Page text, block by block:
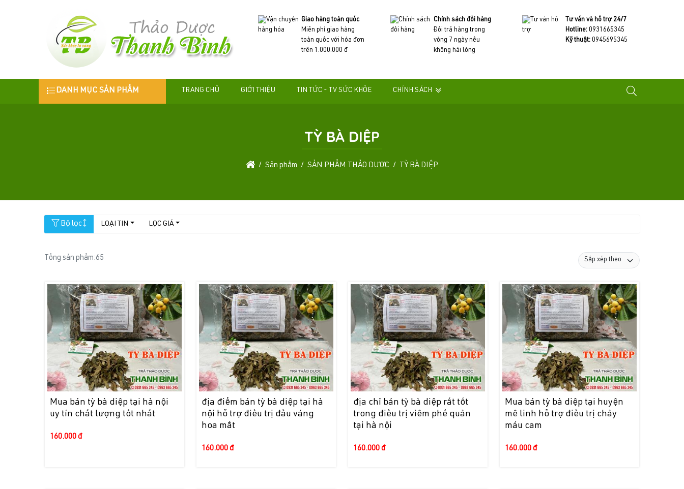
Giao hàng toàn quốc
Miễn phí giao hàng
toàn quốc với hóa đơn
trên 1.000.000 đ
Chính sách đổi hàng
Đổi trả hàng trong
vòng 7 ngày nếu
không hài lòng
Tư vấn và hỗ trợ 24/7
Hotline:0931665345
Kỹ thuật: 0945695345
DANH MỤC SẢN PHẨM TRANG CHỦ GIỚI THIỆU TIN TỨC - TV SỨC KHỎE CHÍNH SÁCH
TỲ BÀ DIỆP
Sản phẩm SẢN PHẨM THẢO DƯỢC TỲ BÀ DIỆP
Bộ lọc LOẠI TIN LỌC GIÁ
Tổng sản phẩm:65
Mua bán tỳ bà diệp tại hà nội
uy tín chất lượng tốt nhất
160.000 đ
địa điểm bán tỳ bà diệp tại hà
nội hỗ trợ điều trị đầu váng
hoa mắt
160.000 đ
địa chỉ bán tỳ bà diệp rất tốt
trong điều trị viêm phế quản
tại hà nội
160.000 đ
Mua bán tỳ bà diệp tại huyện
mê linh hỗ trợ điều trị chảy
máu cam
160.000 đ